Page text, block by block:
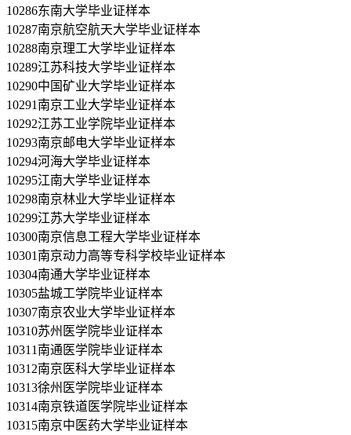
10286东南大学毕业证样本
10287南京航空航天大学毕业证样本
10288南京理工大学毕业证样本
10289江苏科技大学毕业证样本
10290中国矿业大学毕业证样本
10291南京工业大学毕业证样本
10292江苏工业学院毕业证样本
10293南京邮电大学毕业证样本
10294河海大学毕业证样本
10295江南大学毕业证样本
10298南京林业大学毕业证样本
10299江苏大学毕业证样本
10300南京信息工程大学毕业证样本
10301南京动力高等专科学校毕业证样本
10304南通大学毕业证样本
10305盐城工学院毕业证样本
10307南京农业大学毕业证样本
10310苏州医学院毕业证样本
10311南通医学院毕业证样本
10312南京医科大学毕业证样本
10313徐州医学院毕业证样本
10314南京铁道医学院毕业证样本
10315南京中医药大学毕业证样本